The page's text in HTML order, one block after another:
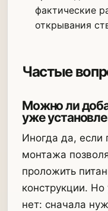
фактические
открывания
Частые
Можно ли
уже
Иногда да, если
монтажа
проложить
конструкции.
нет: сначала